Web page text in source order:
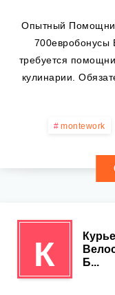
Опытный
700евробонусы
требуется
кулинарии.
montework
К
Б...